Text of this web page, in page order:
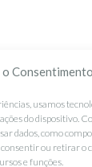
Consentimento
usamos
do dispositivo.
dados, como
ou retirar o
e funções.